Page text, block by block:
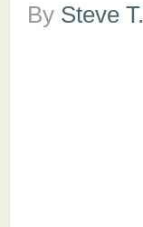
By Steve T.